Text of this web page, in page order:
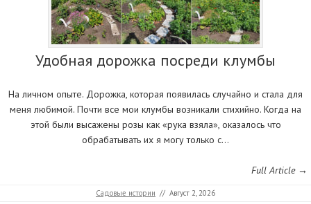
Удобная дорожка посреди клумбы
На личном опыте. Дорожка, которая появилась случайно и стала для
меня любимой. Почти все мои клумбы возникали стихийно. Когда на
этой были высажены розы как «рука взяла», оказалось что
обрабатывать их я могу только с…
Full Article →
Садовые истории // Август 2, 2026